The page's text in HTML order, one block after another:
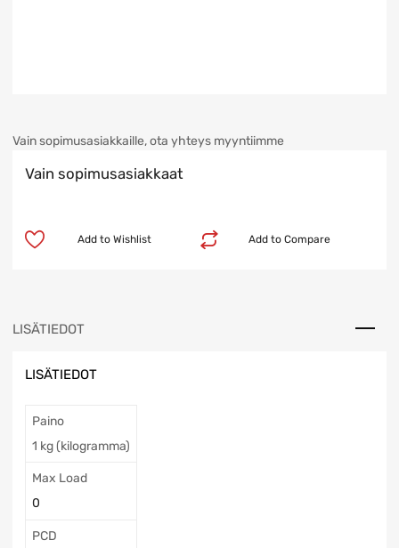
Vain sopimusasiakkaille, ota yhteys myyntiimme
Vain sopimusasiakkaat
Add to Compare
Add to Wishlist
LISÄTIEDOT
LISÄTIEDOT
Paino
1 kg (kilogramma)
Max Load
0
PCD